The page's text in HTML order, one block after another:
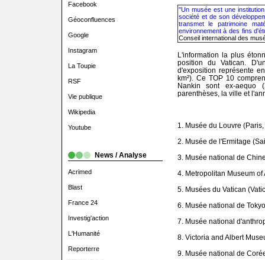
Facebook
Géoconfluences
Google
Instagram
La Toupie
RSF
Vie publique
Wikipedia
Youtube
News / Analyse
Acrimed
Blast
France 24
Investig'action
L'Humanité
Reporterre
"Un musée est une
société et de son
transmet le patrimoine
environnement à des fins
Conseil international des
L'information la plus
position du Vatican.
d'exposition représente
km²). Ce TOP 10
Nankin sont ex-aequo
parenthèses, la ville et
1. Musée du Louvre
2. Musée de l'Ermitage
3. Musée national de
4. Metropolitan Museum
5. Musées du Vatican
6. Musée national de
7. Musée national
8. Victoria and Albert
9. Musée national de